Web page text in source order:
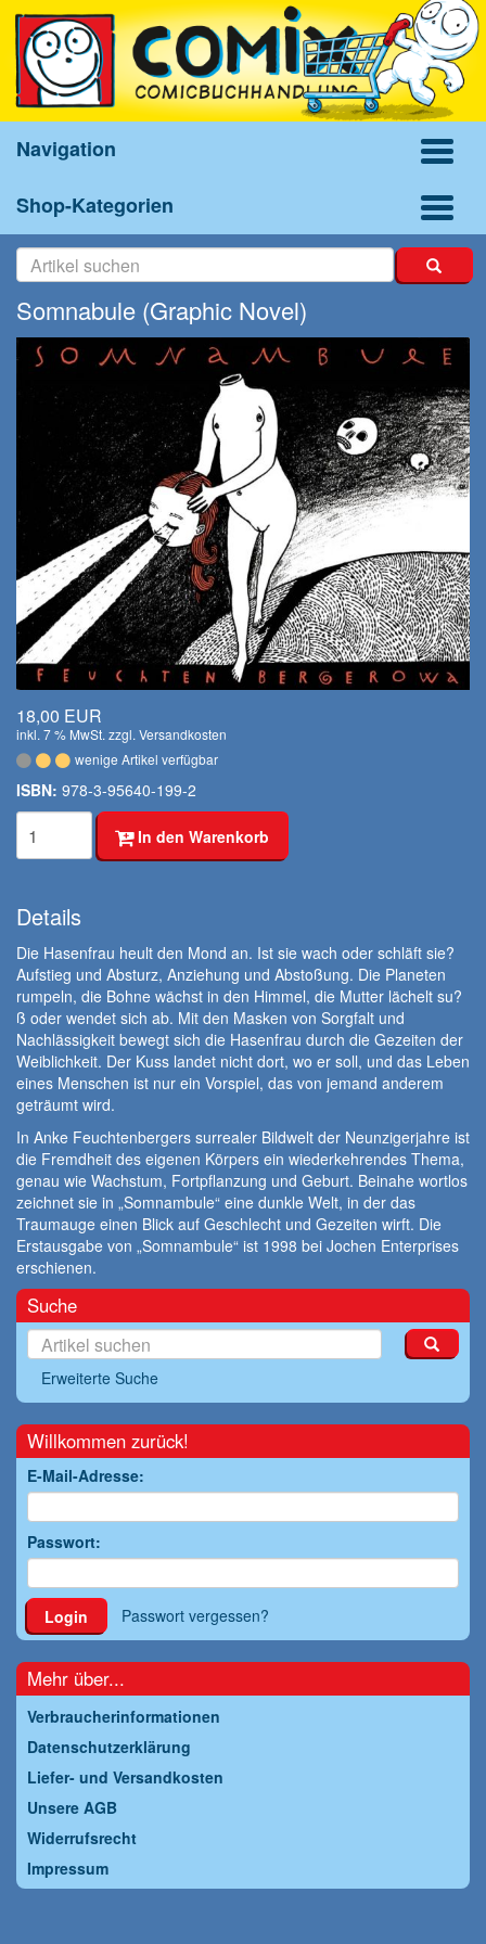
Navigation
Shop-Kategorien
Somnabule (Graphic Novel)
18,00 EUR
inkl. 7 % MwSt. zzgl. Versandkosten
wenige Artikel verfügbar
ISBN: 978-3-95640-199-2
In den Warenkorb
Details
Die Hasenfrau heult den Mond an. Ist sie wach oder schläft sie?
Aufstieg und Absturz, Anziehung und Abstoßung. Die Planeten
rumpeln, die Bohne wächst in den Himmel, die Mutter lächelt su?
ß oder wendet sich ab. Mit den Masken von Sorgfalt und
Nachlässigkeit bewegt sich die Hasenfrau durch die Gezeiten der
Weiblichkeit. Der Kuss landet nicht dort, wo er soll, und das Leben
eines Menschen ist nur ein Vorspiel, das von jemand anderem
geträumt wird.
In Anke Feuchtenbergers surrealer Bildwelt der Neunzigerjahre ist
die Fremdheit des eigenen Körpers ein wiederkehrendes Thema,
genau wie Wachstum, Fortpflanzung und Geburt. Beinahe wortlos
zeichnet sie in „Somnambule“ eine dunkle Welt, in der das
Traumauge einen Blick auf Geschlecht und Gezeiten wirft. Die
Erstausgabe von „Somnambule“ ist 1998 bei Jochen Enterprises
erschienen.
Suche
Erweiterte Suche
Willkommen zurück!
E-Mail-Adresse:
Passwort:
Login Passwort vergessen?
Mehr über...
Verbraucherinformationen
Datenschutzerklärung
Liefer- und Versandkosten
Unsere AGB
Widerrufsrecht
Impressum